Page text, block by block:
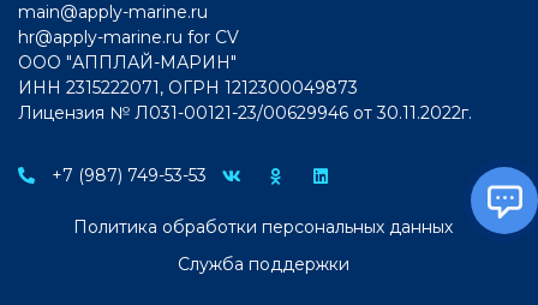
main@apply-marine.ru
hr@apply-marine.ru for CV
ООО "АППЛАЙ-МАРИН"
ИНН 2315222071, ОГРН 1212300049873
Лицензия № Л031-00121-23/00629946 от 30.11.2022г.
+7 (987) 749-53-53
Политика обработки персональных данных
Служба поддержки